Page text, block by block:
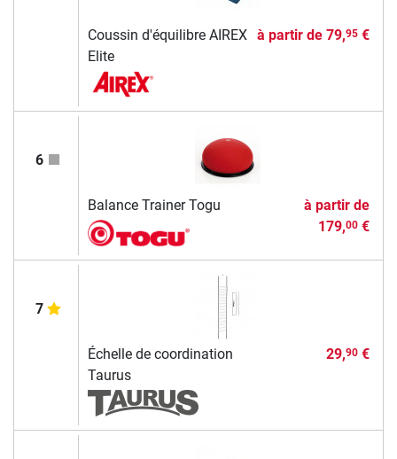
Coussin d'équilibre AIREX
Elite
à partir de 79,95€
6
Balance Trainer Togu
à partir de
179,00€
7
Échelle de coordination
Taurus
29,90€